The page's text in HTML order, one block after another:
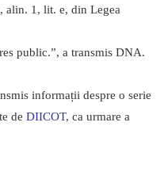
alin. 1, lit. e, din Legea
public.”, a transmis DNA.
informații despre o serie
de DIICOT, ca urmare a